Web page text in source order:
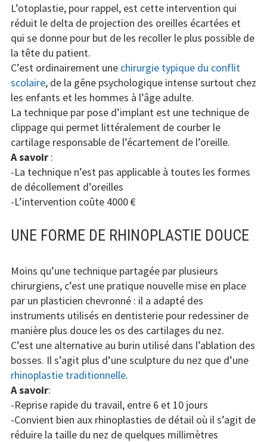
L’otoplastie, pour rappel, est cette intervention qui
réduit le delta de projection des oreilles écartées et
qui se donne pour but de les recoller le plus possible de
la tête du patient.
C’est ordinairement une chirurgie typique du conflit
scolaire, de la gêne psychologique intense surtout chez
les enfants et les hommes à l’âge adulte.
La technique par pose d’implant est une technique de
clippage qui permet littéralement de courber le
cartilage responsable de l’écartement de l’oreille.
A savoir :
-La technique n’est pas applicable à toutes les formes
de décollement d’oreilles
-L’intervention coûte 4000 €
UNE FORME DE RHINOPLASTIE DOUCE
Moins qu’une technique partagée par plusieurs
chirurgiens, c’est une pratique nouvelle mise en place
par un plasticien chevronné : il a adapté des
instruments utilisés en dentisterie pour redessiner de
manière plus douce les os des cartilages du nez.
C’est une alternative au burin utilisé dans l’ablation des
bosses. Il s’agit plus d’une sculpture du nez que d’une
rhinoplastie traditionnelle.
A savoir:
-Reprise rapide du travail, entre 6 et 10 jours
-Convient bien aux rhinoplasties de détail où il s’agit de
réduire la taille du nez de quelques millimètres